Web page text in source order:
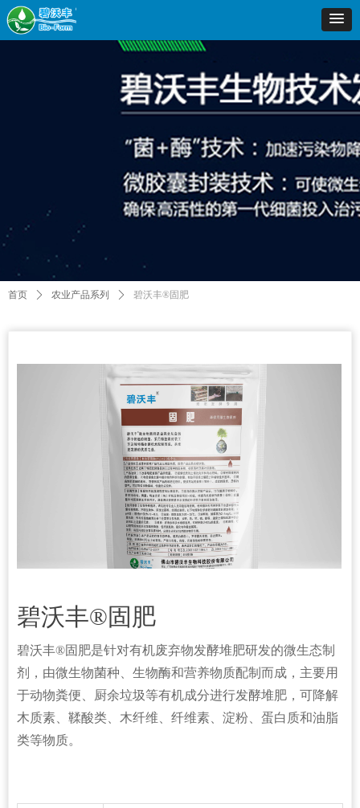
碧沃丰®固肥
碧沃丰®固肥是针对有机废弃物发酵堆肥研发的微生态制
剂，由微生物菌种、生物酶和营养物质配制而成，主要用
于动物粪便、厨余垃圾等有机成分进行发酵堆肥，可降解
木质素、鞣酸类、木纤维、纤维素、淀粉、蛋白质和油脂
类等物质。
首页 ꄲ 农业产品系列 ꄲ 碧沃丰®固肥